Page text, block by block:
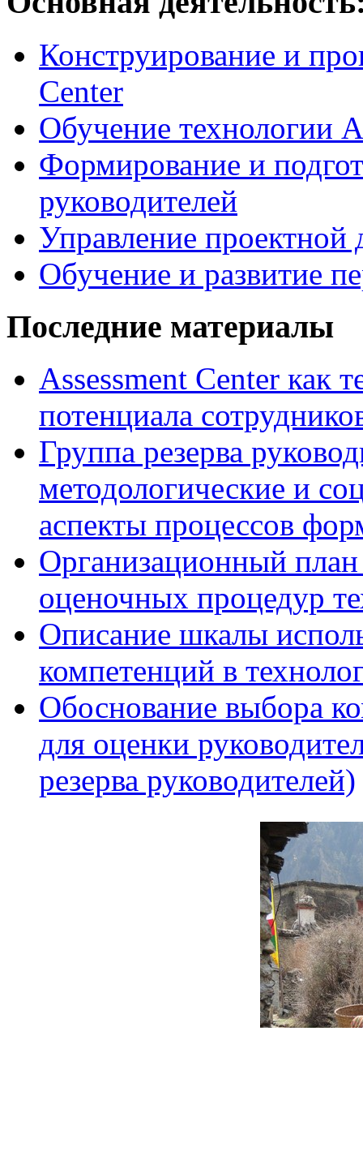
Конструирование и
Center
Обучение технологии
Формирование и
руководителей
Управление проектной
Обучение и развитие
Последние материалы
Assessment Center как
потенциала
Группа резерва
методологические и
аспекты процессов
Организационный
оценочных процедур
Описание шкалы
компетенций в
Обоснование выбора
для оценки
резерва руководителей)